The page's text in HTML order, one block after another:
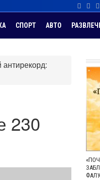
СПОРТ АВТО
230